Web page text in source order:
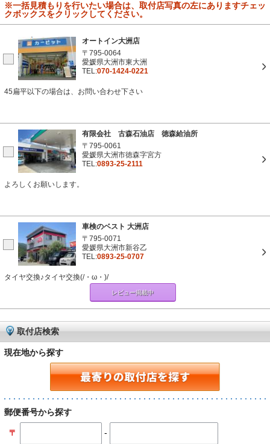
※一括見積もりを行いたい場合は、取付店写真の左にありますチェッ
クボックスをクリックしてください。
オートイン大洲店
〒795-0064
愛媛県大洲市東大洲
TEL:070-1424-0221
45扁平以下の場合は、お問い合わせ下さい
有限会社 古森石油店 徳森給油所
〒795-0061
愛媛県大洲市徳森字宮方
TEL:0893-25-2111
よろしくお願いします。
車検のベスト 大洲店
〒795-0071
愛媛県大洲市新谷乙
TEL:0893-25-0707
タイヤ交換♪タイヤ交換(/・ω・)/
レビュー掲載中
取付店検索
現在地から探す
郵便番号から探す
〒 -